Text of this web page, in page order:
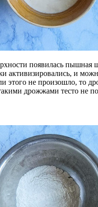
появилась пышная
активизировались, и
этого не произошло, то
дрожжами тесто не